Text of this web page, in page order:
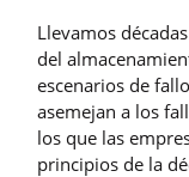
Llevamos
del
escenarios de
asemejan a los
los que las
principios de la